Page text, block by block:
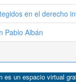
en el derecho
Pablo Albán
es un espacio virtual